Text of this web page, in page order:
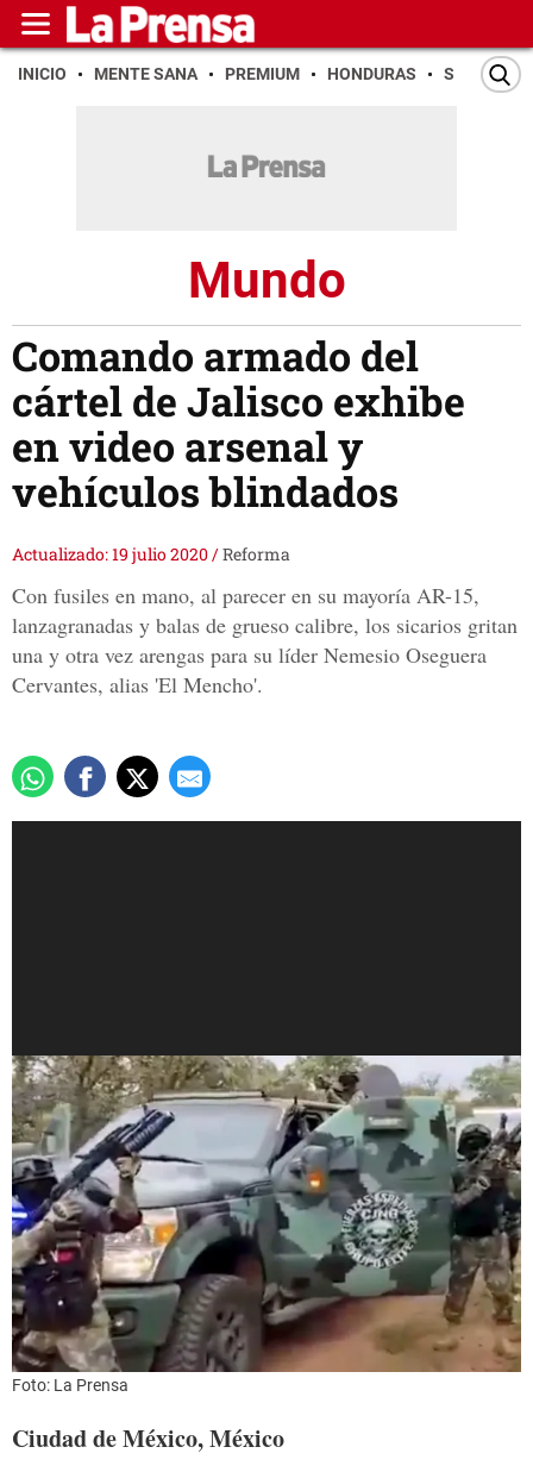
INICIO MENTE SANA PREMIUM HONDURAS SAN PEDRO
Mundo
Comando armado del
cártel de Jalisco exhibe
en video arsenal y
vehículos blindados
Actualizado: 19 julio 2020/Reforma
Con fusiles en mano, al parecer en su mayoría AR-15,
lanzagranadas y balas de grueso calibre, los sicarios gritan
una y otra vez arengas para su líder Nemesio Oseguera
Cervantes, alias 'El Mencho'.
Foto: La Prensa
Ciudad de México, México